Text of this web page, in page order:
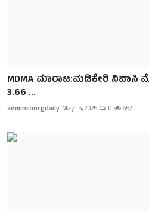
MDMA ಮಾರಾಟ:ಮಡಿಕೇರಿ
3.66 ...
admincoorgdaily May 15, 2025 0 652